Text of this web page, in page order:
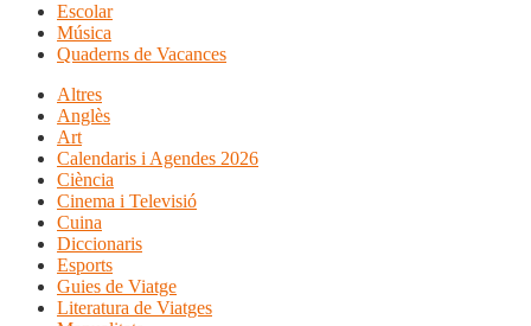
Escolar
Música
Quaderns de Vacances
Altres
Anglès
Art
Calendaris i Agendes 2026
Ciència
Cinema i Televisió
Cuina
Diccionaris
Esports
Guies de Viatge
Literatura de Viatges